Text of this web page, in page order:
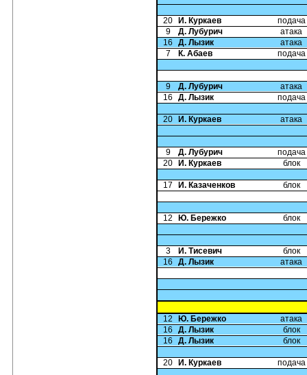
20 И. Куркаев
подача
9
Д. Лубурич
атака
16
Д. Лызик
атака
7
К. Абаев подача
9 Д. Лубурич
атака
16
Д. Лызик подача
20 И. Куркаев атака
9 Д. Лубурич
подача
20
И. Куркаев блок
17 И. Казаченков блок
12 Ю. Бережко блок
3 И. Тисевич
блок
16
Д. Лызик атака
12 Ю. Бережко
атака
16
Д. Лызик
блок
16
Д. Лызик блок
20 И. Куркаев подача